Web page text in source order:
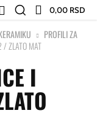
0,00 RSD
PROFILI ZA
/ ZLATO MAT
I